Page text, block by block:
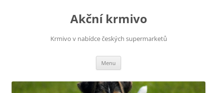
Akční krmivo
Krmivo v nabídce českých supermarketů
Menu